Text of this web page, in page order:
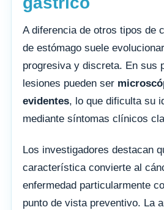
A diferencia de otros tipos de
de estómago suele
progresiva y discreta. En sus
lesiones pueden ser
evidentes, lo que dificulta su
mediante síntomas clínicos
Los investigadores destacan
característica convierte al
enfermedad particularmente
punto de vista preventivo. La